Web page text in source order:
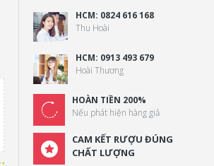
HCM: 0824 616 168
Thu Hoài
HCM: 0913 493 679
Hoài Thương
HOÀN TIỀN 200%
Nếu phát hiện hàng giả
CAM KẾT RƯỢU ĐÚNG
CHẤT LƯỢNG